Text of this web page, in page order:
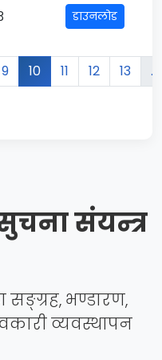
डाउनलोड
9 10 11 12 13 ...
संयन्त्र
भण्डारण,
व्यवस्थापन